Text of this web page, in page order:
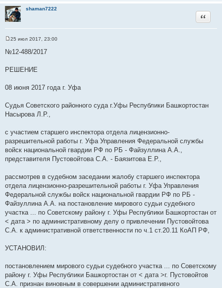
shaman7222
Цитата
о
о
щ
е
и
е
25 июл 2017, 23:00
№12-488/2017
РЕШЕНИЕ
08 июня 2017 года г. Уфа
Судья Советского районного суда г.Уфы Республики Башкортостан
Насырова Л.Р.,
с участием старшего инспектора отдела лицензионно-
разрешительной работы г. Уфа Управления Федеральной службы
войск национальной гвардии РФ по РБ - Файзуллина А.А.,
представителя Пустовойтова С.А. - Баязитова Е.Р.,
рассмотрев в судебном заседании жалобу старшего инспектора
отдела лицензионно-разрешительной работы г. Уфа Управления
Федеральной службы войск национальной гвардии РФ по РБ -
Файзуллина А.А. на постановление мирового судьи судебного
участка ... по Советскому району г. Уфы Республики Башкортостан от
< дата > по административному делу о привлечении Пустовойтова
С.А. к административной ответственности по ч.1 ст.20.11 КоАП РФ,
УСТАНОВИЛ:
постановлением мирового судьи судебного участка ... по Советскому
району г. Уфы Республики Башкортостан от < дата >г. Пустовойтов
С.А. признан виновным в совершении административного